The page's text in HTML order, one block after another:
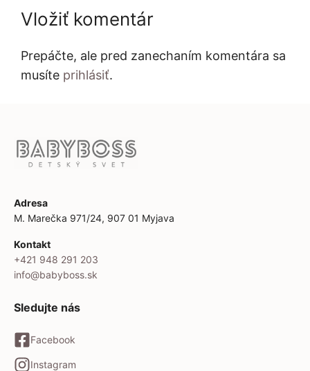
Vložiť komentár
Prepáčte, ale pred zanechaním komentára sa
musíte prihlásiť.
Adresa
M. Marečka 971/24, 907 01 Myjava
Kontakt
+421 948 291 203
info@babyboss.sk
Sledujte nás
Facebook
Instagram